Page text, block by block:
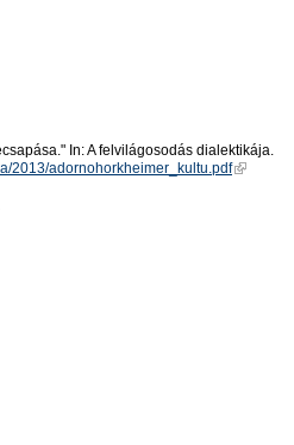
In: A felvilágosodás dialektikája.
2013/adornohorkheimer_kultu.pdf